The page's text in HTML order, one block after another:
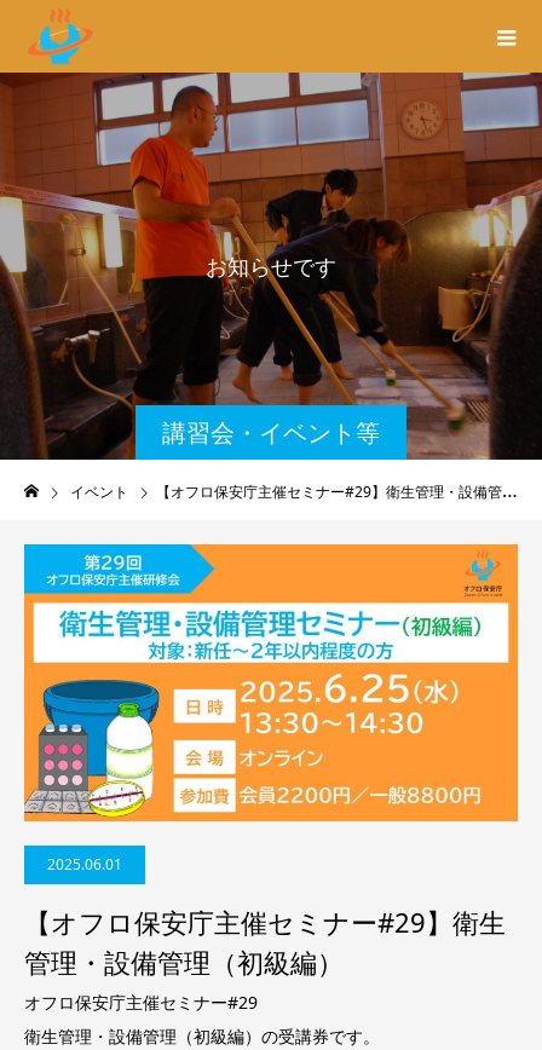
講習会・イベント等
のご案内
お知らせです
イベント 【オフロ保安庁主催セミナー#29】衛生管理・設備管理（初級編）
2025.06.01
【オフロ保安庁主催セミナー#29】衛生
管理・設備管理（初級編）
オフロ保安庁主催セミナー#29
衛生管理・設備管理（初級編）の受講券です。